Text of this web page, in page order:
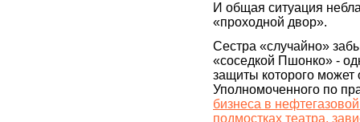
И общая ситуация
«проходной двор».
Сестра «случайно»
«соседкой Пшонко» -
защиты которого
Уполномоченного по
бизнеса в
подмостках театра,